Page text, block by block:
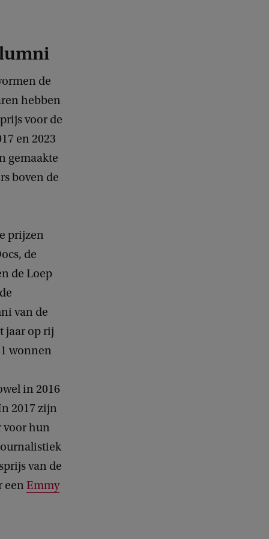
de
hebben
voor de
en 2023
gemaakte
boven de
prijzen
de
de Loep
van de
jaar op rij
wonnen
in 2016
2017 zijn
voor hun
van de
een Emmy